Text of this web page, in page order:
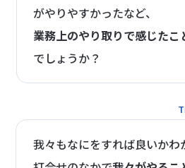
がやりやすかったなど、
業務上のやり取りで感じたこ
でしょうか？
我々もなにをすれば良いかわ